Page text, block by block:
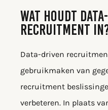
WAT HOUDT
RECRUITMENT
Data-driven
gebruikmaken van
recruitment
verbeteren. In plaats